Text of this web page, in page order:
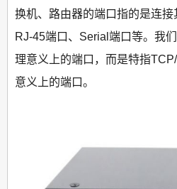
换机、路由器的端口指的是连
RJ-45端口、Serial端口等。我
理意义上的端口，而是特指
意义上的端口。